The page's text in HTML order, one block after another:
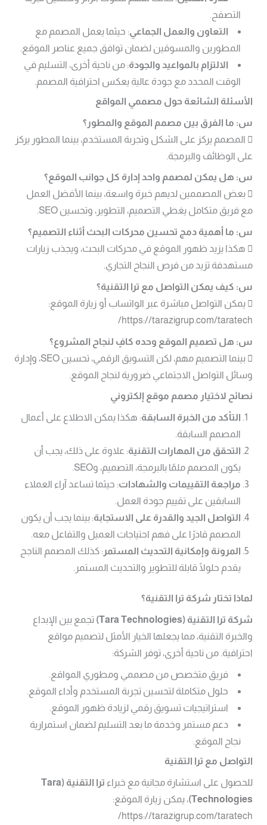
التصفح.
التعاون والعمل الجماعي: حيثما يعمل المصمم مع
المطورين والمسوقين لضمان توافق جميع عناصر الموقع.
الالتزام بالمواعيد والجودة: من ناحية أخرى، التسليم في
الوقت المحدد مع جودة عالية يعكس احترافية المصمم.
الأسئلة الشائعة حول مصممي المواقع
س: ما الفرق بين مصمم الموقع والمطور؟
 المصمم يركز على الشكل وتجربة المستخدم، بينما المطور يركز
على الوظائف والبرمجة.
س: هل يمكن لمصمم واحد إدارة كل جوانب الموقع؟
 بعض المصممين لديهم خبرة واسعة، بينما الأفضل العمل
مع فريق متكامل يغطي التصميم، التطوير، وتحسين SEO.
س: ما أهمية دمج تحسين محركات البحث أثناء التصميم؟
 هكذا يزيد ظهور الموقع في محركات البحث، ويجذب زيارات
مستهدفة تزيد من فرص النجاح التجاري.
س: كيف يمكن التواصل مع ترا التقنية؟
 يمكن التواصل مباشرة عبر الواتساب أو زيارة الموقع:
https://tarazigrup.com/taratech/
س: هل تصميم الموقع وحده كافٍ لنجاح المشروع؟
 بينما التصميم مهم، لكن التسويق الرقمي، تحسين SEO، وإدارة
وسائل التواصل الاجتماعي ضرورية لنجاح الموقع.
نصائح لاختيار مصمم موقع إلكتروني
التأكد من الخبرة السابقة: هكذا يمكن الاطلاع على أعمال
المصمم السابقة.
التحقق من المهارات التقنية: علاوة على ذلك، يجب أن
يكون المصمم ملمًا بالبرمجة، التصميم، وSEO.
مراجعة التقييمات والشهادات: حيثما تساعد آراء العملاء
السابقين على تقييم جودة العمل.
التواصل الجيد والقدرة على الاستجابة: بينما يجب أن يكون
المصمم قادرًا على فهم احتياجات العميل والتفاعل معه.
المرونة وإمكانية التحديث المستمر: كذلك المصمم الناجح
يقدم حلولًا قابلة للتطوير والتحديث المستمر.
لماذا تختار شركة ترا التقنية؟
شركة ترا التقنية (Tara Technologies)
تجمع بين الإبداع
والخبرة التقنية، مما يجعلها الخيار الأمثل لتصميم مواقع
احترافية. من ناحية أخرى، توفر الشركة:
فريق متخصص من مصممي ومطوري المواقع.
حلول متكاملة لتحسين تجربة المستخدم وأداء الموقع.
استراتيجيات تسويق رقمي لزيادة ظهور الموقع.
دعم مستمر وخدمة ما بعد التسليم لضمان استمرارية
نجاح الموقع.
التواصل مع ترا التقنية
للحصول على استشارة مجانية مع خبراء ترا التقنية (Tara
Technologies) ، يمكن زيارة الموقع:
https://tarazigrup.com/taratech/